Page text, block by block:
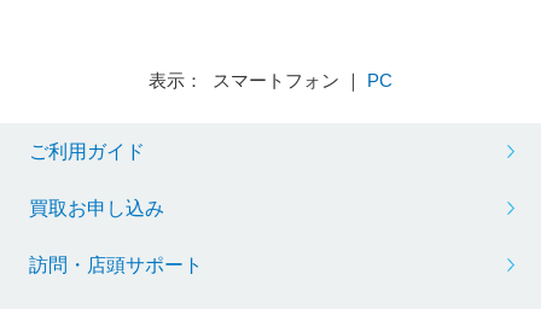
表示： スマートフォン ｜ PC
ご利用ガイド
買取お申し込み
訪問・店頭サポート